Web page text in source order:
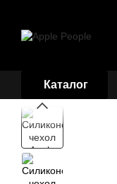
Каталог